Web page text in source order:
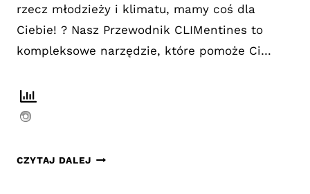
rzecz młodzieży i klimatu, mamy coś dla
Ciebie! ? Nasz Przewodnik CLIMentines to
kompleksowe narzędzie, które pomoże Ci…
CZYTAJ DALEJ PRZEWODNIK